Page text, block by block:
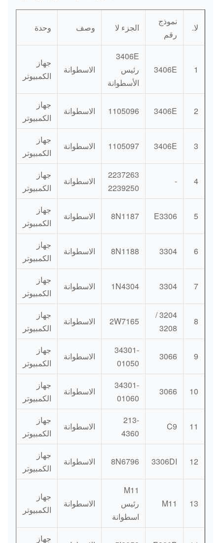
لا.
نموذج
رقم
الجزء لا وصف وحدة
1
3406E
3406E
رئيس
الأسطوانة
الاسطوانة
جهاز
الكمبيوتر
2
3406E
1105096 الاسطوانة
جهاز
الكمبيوتر
3
3406E
1105097 الاسطوانة
جهاز
الكمبيوتر
4
-
2237263
2239250
الاسطوانة
جهاز
الكمبيوتر
5
E3306
8N1187 الاسطوانة
جهاز
الكمبيوتر
6
3304
8N1188 الاسطوانة
جهاز
الكمبيوتر
7
3304
1N4304 الاسطوانة
جهاز
الكمبيوتر
8
3204 /
3208
2W7165 الاسطوانة
جهاز
الكمبيوتر
9
3066
34301-
01050
الاسطوانة
جهاز
الكمبيوتر
10
3066
34301-
01060
الاسطوانة
جهاز
الكمبيوتر
11
C9
213-
4360
الاسطوانة
جهاز
الكمبيوتر
12
3306DI
8N6796 الاسطوانة
جهاز
الكمبيوتر
13
M11
M11
رئيس
اسطوانة
الاسطوانة
جهاز
الكمبيوتر
جهاز